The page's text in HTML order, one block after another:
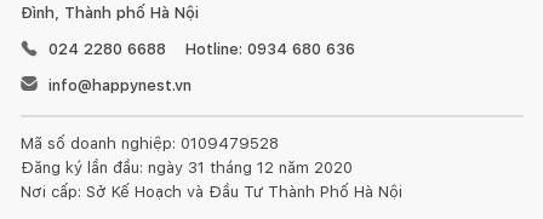
Đình, Thành phố Hà Nội
024 2280 6688
Hotline: 0934 680 636
info@happynest.vn
Mã số doanh nghiệp: 0109479528
Đăng ký lần đầu: ngày 31 tháng 12 năm 2020
Nơi cấp: Sở Kế Hoạch và Đầu Tư Thành Phố Hà Nội